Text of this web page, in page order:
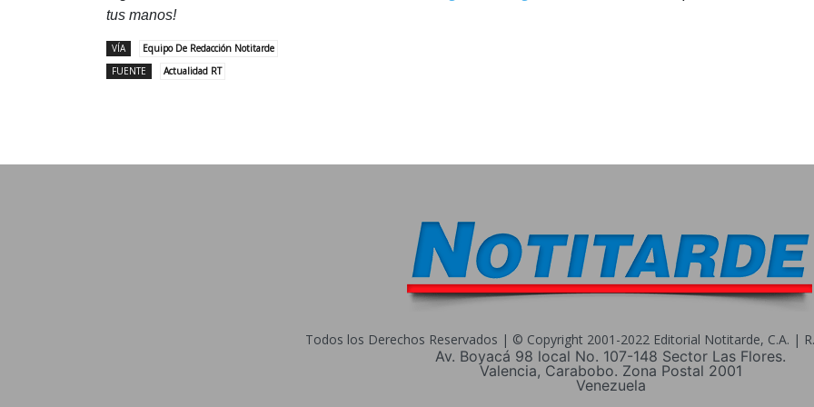
tus manos!
VÍA
Equipo De Redacción Notitarde
FUENTE
Actualidad RT
Todos los Derechos Reservados | © Copyright 2001-2022 Editorial Notitarde, C.A. |
Av. Boyacá 98 local No. 107-148 Sector Las Flores.
Valencia, Carabobo. Zona Postal 2001
Venezuela